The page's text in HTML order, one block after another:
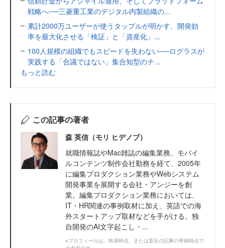
戦略へ──三菱重工業のデジタル内製組織の...
累計2000万ユーザーが使うタップルが明かす、開発効
率を最大化させる「検証」と「資産化」...
100人規模の組織でもスピードを失わない──ログラスが
実践する「合議ではない」集合知型のチ...
もっと読む
この記事の著者
森 英信（モリ ヒデノブ）
就職情報誌やMac雑誌の編集業務、モバイ
ルコンテンツ制作会社勤務を経て、2005年
に編集プロダクション業務やWebシステム
開発事業を展開する会社・アンジーを創
業。編集プロダクション業務においては、
IT・HR関連の事例取材に加え、英語での海
外スタートアップ取材などを手がける。独
自開発のAI文字起こし・...
※プロフィールは、執筆時点、または直近の記事の寄稿時点で